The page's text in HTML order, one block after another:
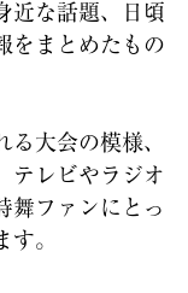
近な話題、日頃
をまとめたもの
大会の模様、
テレビやラジオ
舞ファンにとっ
。